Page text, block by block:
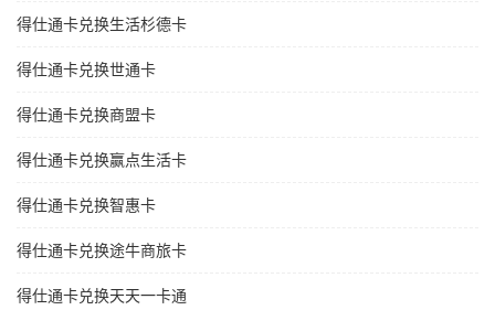
得仕通卡兑换生活杉德卡
得仕通卡兑换世通卡
得仕通卡兑换商盟卡
得仕通卡兑换赢点生活卡
得仕通卡兑换智惠卡
得仕通卡兑换途牛商旅卡
得仕通卡兑换天天一卡通